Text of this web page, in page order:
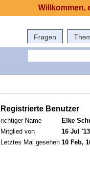
Fragen
Registrierte Benutzer
richtiger Name
Elke
Mitglied von
16 Jul
Letztes Mal gesehen 10 Feb,
Willkommen,